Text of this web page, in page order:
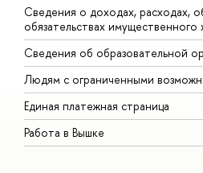
Сведения о доходах, расходах,
обязательствах имущественного
Сведения об образовательной
Людям с ограниченными
Единая платежная страница
Работа в Вышке